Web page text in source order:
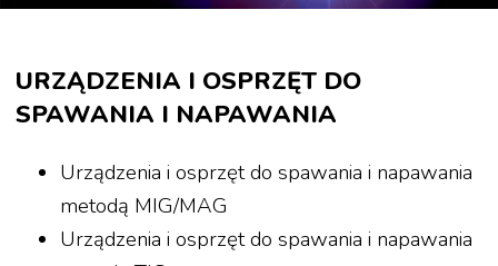
URZĄDZENIA I OSPRZĘT DO
SPAWANIA I NAPAWANIA
Urządzenia i osprzęt do spawania i napawania
metodą MIG/MAG
Urządzenia i osprzęt do spawania i napawania